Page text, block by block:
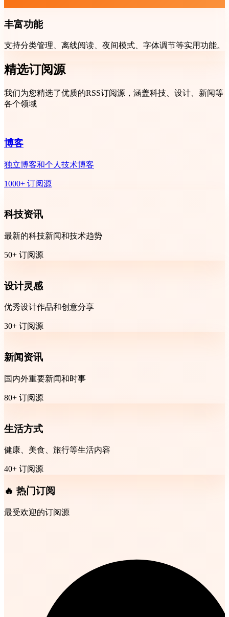
丰富功能
支持分类管理、离线阅读、夜间模式、字体调节等实用功能。
精选订阅源
我们为您精选了优质的RSS订阅源，涵盖科技、设计、新闻等
各个领域
博客
独立博客和个人技术博客
1000+ 订阅源
科技资讯
最新的科技新闻和技术趋势
50+ 订阅源
设计灵感
优秀设计作品和创意分享
30+ 订阅源
新闻资讯
国内外重要新闻和时事
80+ 订阅源
生活方式
健康、美食、旅行等生活内容
40+ 订阅源
🔥 热门订阅
最受欢迎的订阅源